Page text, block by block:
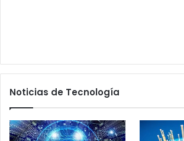
Noticias de Tecnología